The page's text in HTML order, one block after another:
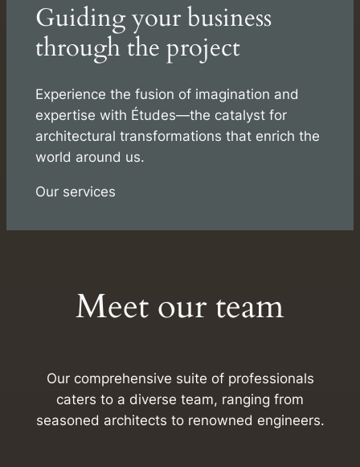
Guiding your business
through the project
Experience the fusion of imagination and
expertise with Études—the catalyst for
architectural transformations that enrich the
world around us.
Our services
Meet our team
Our comprehensive suite of professionals
caters to a diverse team, ranging from
seasoned architects to renowned engineers.